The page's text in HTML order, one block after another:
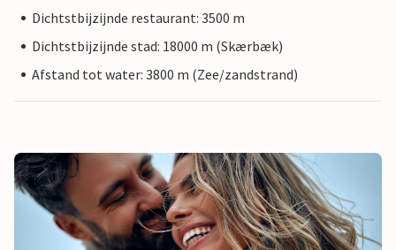
Dichtstbijzijnde restaurant: 3500 m
Dichtstbijzijnde stad: 18000 m (Skærbæk)
Afstand tot water: 3800 m (Zee/zandstrand)